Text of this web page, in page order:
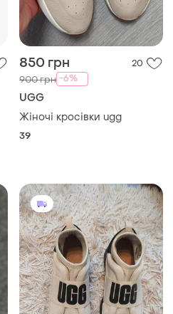
850 грн 20
900 грн -6%
UGG
Жіночі кросівки ugg
39